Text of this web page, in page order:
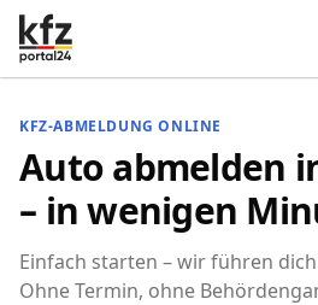
KFZ-ABMELDUNG ONLINE
Auto abmelden
– in wenigen
Einfach starten – wir führen
Ohne Termin, ohne